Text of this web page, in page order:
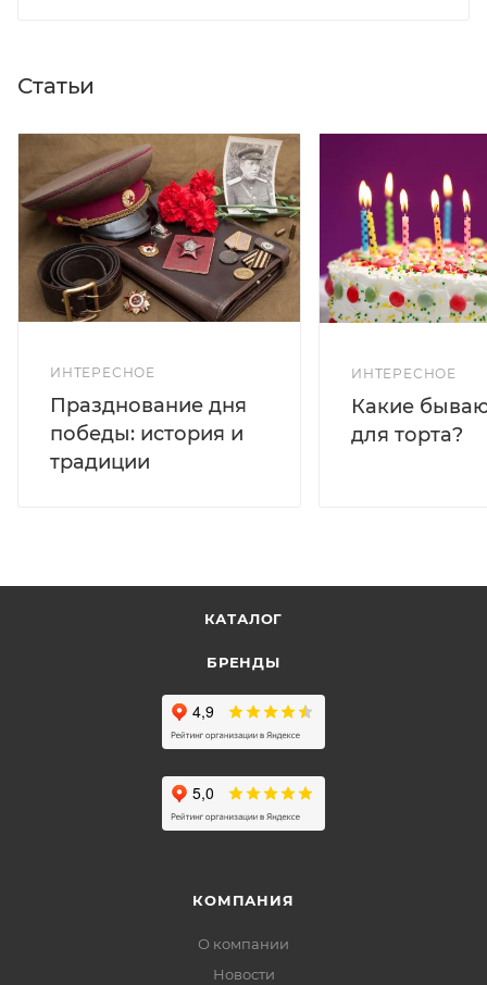
Статьи
ИНТЕРЕСНОЕ
Празднование дня
победы: история и
традиции
ИНТЕРЕСНОЕ
Какие
для торта?
КАТАЛОГ
БРЕНДЫ
КОМПАНИЯ
О компании
Новости